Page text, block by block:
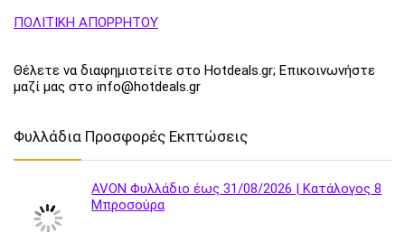
ΠΟΛΙΤΙΚΗ ΑΠΟΡΡΗΤΟΥ
Θέλετε να διαφημιστείτε στο Hotdeals.gr; Επικοινωνήστε
μαζί μας στο info@hotdeals.gr
Φυλλάδια Προσφορές Εκπτώσεις
AVON Φυλλάδιο έως 31/08/2026 | Κατάλογος 8
Μπροσούρα